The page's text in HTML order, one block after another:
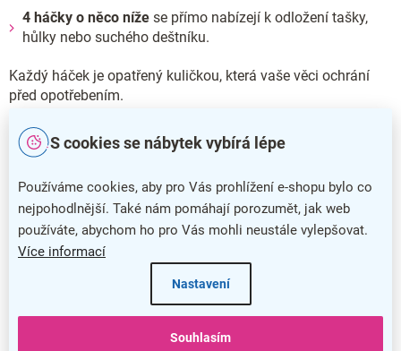
S cookies se nábytek vybírá lépe
Používáme cookies, aby pro Vás prohlížení e-shopu bylo co
nejpohodlnější. Také nám pomáhají porozumět, jak web
používáte, abychom ho pro Vás mohli neustále vylepšovat.
Více informací
Nastavení
Souhlasím
4 háčky o něco níže se přímo nabízejí k odložení tašky,
hůlky nebo suchého deštníku.
Každý háček je opatřený kuličkou, která vaše věci ochrání
před opotřebením.
Ve spodní části navíc najdete jednoduchý
nebo hole.